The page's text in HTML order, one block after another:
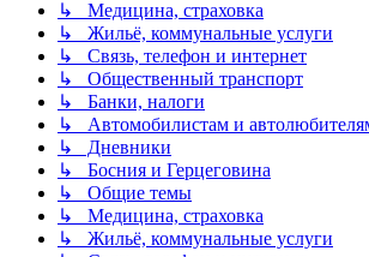
↳ Медицина, страховка
↳ Жильё, коммунальные услуги
↳ Связь, телефон и интернет
↳ Общественный транспорт
↳ Банки, налоги
↳ Автомобилистам и
↳ Дневники
↳ Босния и Герцеговина
↳ Общие темы
↳ Медицина, страховка
↳ Жильё, коммунальные услуги